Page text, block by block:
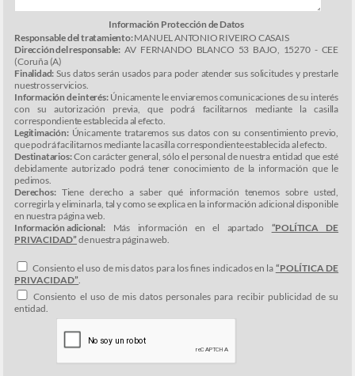
Información Protección de Datos
Responsable del tratamiento:MANUEL ANTONIO RIVEIRO CASAIS
Dirección del responsable: AV FERNANDO BLANCO 53 BAJO, 15270 - CEE
(Coruña (A)
Finalidad: Sus datos serán usados para poder atender sus solicitudes y prestarle
nuestros servicios.
Información de interés:Únicamente le enviaremos comunicaciones de su interés
con su autorización previa, que podrá facilitarnos mediante la casilla
correspondiente establecida al efecto.
Legitimación:Únicamente trataremos sus datos con su consentimiento previo,
que podrá facilitarnos mediante la casilla correspondiente establecida al efecto.
Destinatarios:Con carácter general, sólo el personal de nuestra entidad que esté
debidamente autorizado podrá tener conocimiento de la información que le
pedimos.
Derechos:Tiene derecho a saber qué información tenemos sobre usted,
corregirla y eliminarla, tal y como se explica en la información adicional disponible
en nuestra página web.
Información adicional:Más información en el apartado “POLÍTICA DE
PRIVACIDAD”de nuestra página web.
Consiento el uso de mis datos para los fines indicados en la “POLÍTICA DE
PRIVACIDAD”.
Consiento el uso de mis datos personales para recibir publicidad de su
entidad.